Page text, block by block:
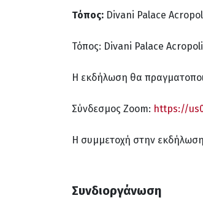
Τόπος: Divani Palace
Τόπος: Divani Palace
Η εκδήλωση θα
Σύνδεσμος Zoom: https://
Η συμμετοχή στην εκδήλωση
Συνδιοργάνωση